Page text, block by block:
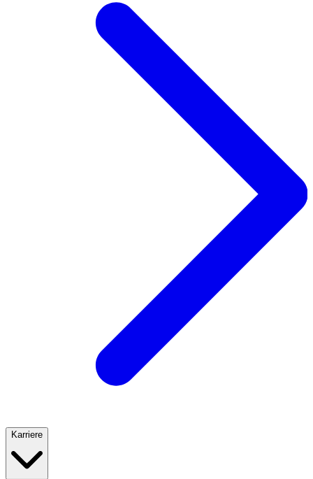
Karriere